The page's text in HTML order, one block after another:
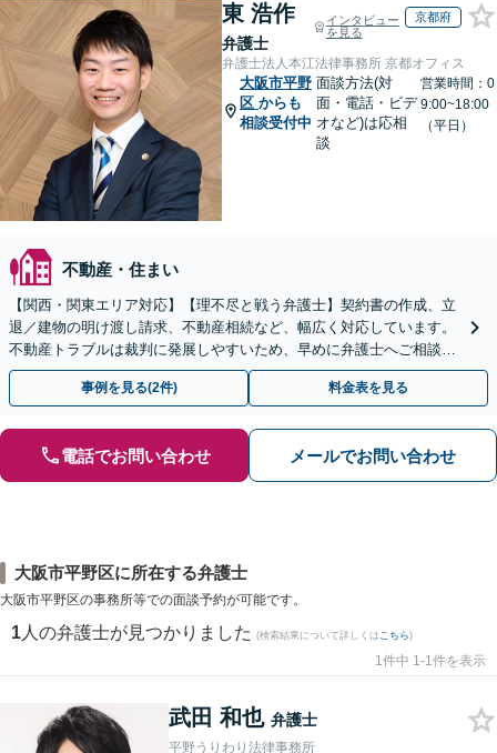
東 浩作
弁護士
インタビュー
を見る
京都府
弁護士法人本江法律事務所 京都オフィス
大阪市平野
区 からも
相談受付中
面談方法(対
面・電話・ビデ
オなど)は応相
談
営業時間：0
9:00~18:00
（平日）
不動産・住まい
【関西・関東エリア対応】【理不尽と戦う弁護士】契約書の作成、立
退／建物の明け渡し請求、不動産相続など、幅広く対応しています。
不動産トラブルは裁判に発展しやすいため、早めに弁護士へご相談く
ださい。【電話・メール・WEB相談可】
事例を見る(2件) 料金表を見る
電話でお問い合わせ メールでお問い合わせ
大阪市平野区に所在する弁護士
大阪市平野区の事務所等での面談予約が可能です。
1 人の弁護士が見つかりました (検索結果について詳しくは こちら)
1件中 1-1件を表示
武田 和也 弁護士
平野うりわり法律事務所